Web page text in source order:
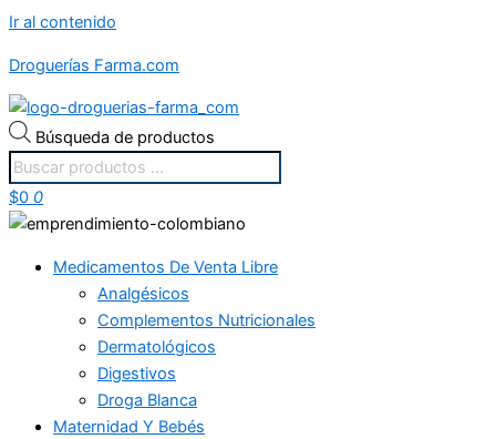
Ir al contenido
Droguerías Farma.com
Búsqueda de productos
$0 0
Medicamentos De Venta Libre
Analgésicos
Complementos Nutricionales
Dermatológicos
Digestivos
Droga Blanca
Maternidad Y Bebés